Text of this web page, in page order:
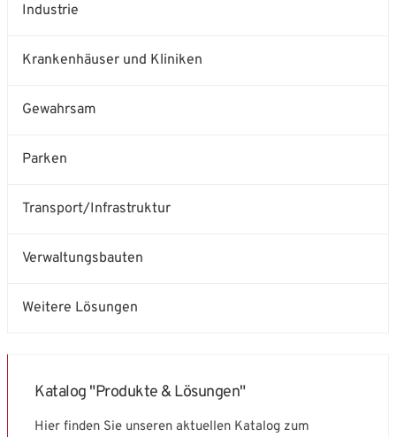
Industrie
Krankenhäuser und Kliniken
Gewahrsam
Parken
Transport/Infrastruktur
Verwaltungsbauten
Weitere Lösungen
Katalog "Produkte & Lösungen"
Hier finden Sie unseren aktuellen Katalog zum